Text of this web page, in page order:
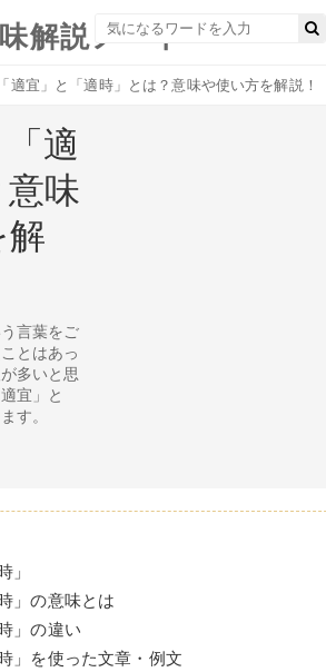
解説ノート
「適宜」と「適時」とは？意味や使い方を解説！
「適
味
解
言葉をご
とはあっ
多いと思
宜」と
す。
」
」の意味とは
」の違い
」を使った文章・例文